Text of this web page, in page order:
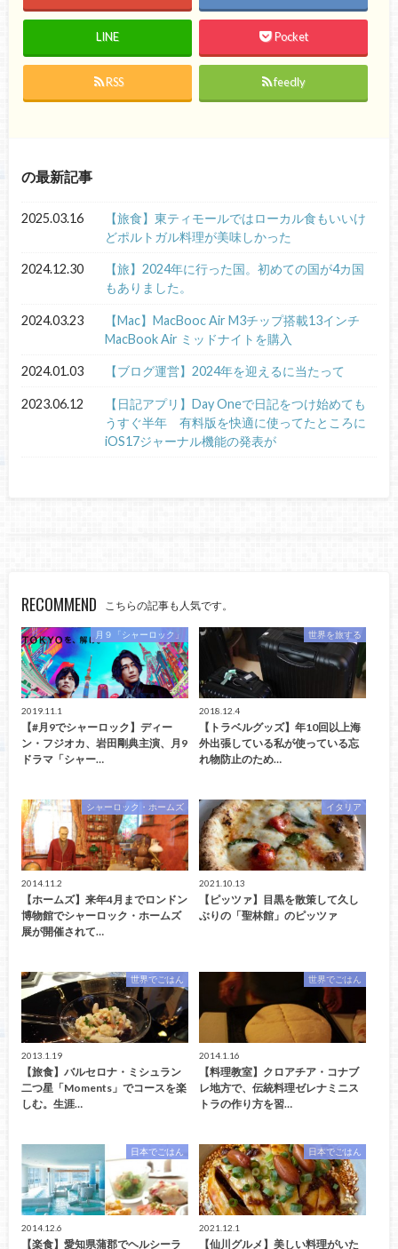
LINE Pocket
RSS feedly
の最新記事
2025.03.16
【旅食】東ティモールではローカル食もいいけ
どポルトガル料理が美味しかった
2024.12.30
【旅】2024年に行った国。初めての国が4カ国
もありました。
2024.03.23
【Mac】MacBooc Air M3チップ搭載13インチ
MacBook Air ミッドナイトを購入
2024.01.03 【ブログ運営】2024年を迎えるに当たって
2023.06.12
【日記アプリ】Day Oneで日記をつけ始めても
うすぐ半年 有料版を快適に使ってたところに
iOS17ジャーナル機能の発表が
RECOMMEND こちらの記事も人気です。
月９「シャーロック」
2019.11.1
【#月9でシャーロック】ディー
ン・フジオカ、岩田剛典主演、月9
ドラマ「シャー…
世界を旅する
2018.12.4
【トラベルグッズ】年10回以上海
外出張している私が使っている忘
れ物防止のため…
シャーロック・ホームズ
2014.11.2
【ホームズ】来年4月までロンドン
博物館でシャーロック・ホームズ
展が開催されて…
イタリア
2021.10.13
【ピッツァ】目黒を散策して久し
ぶりの「聖林館」のピッツァ
世界でごはん
2013.1.19
【旅食】バルセロナ・ミシュラン
二つ星「Moments」でコースを楽
しむ。生涯…
世界でごはん
2014.1.16
【料理教室】クロアチア・コナブ
レ地方で、伝統料理ゼレナミニス
トラの作り方を習…
日本でごはん
2014.12.6
【楽食】愛知県蒲郡でヘルシーラ
日本でごはん
2021.12.1
【仙川グルメ】美しい料理がいた